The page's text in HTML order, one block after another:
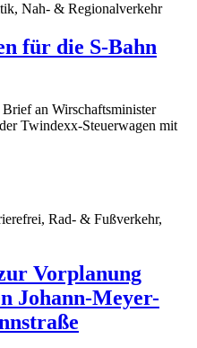
Nah- & Regionalverkehr
für die S-Bahn
an Wirschaftsminister
Twindexx-Steuerwagen mit
Rad- & Fußverkehr,
Vorplanung
Johann-Meyer-